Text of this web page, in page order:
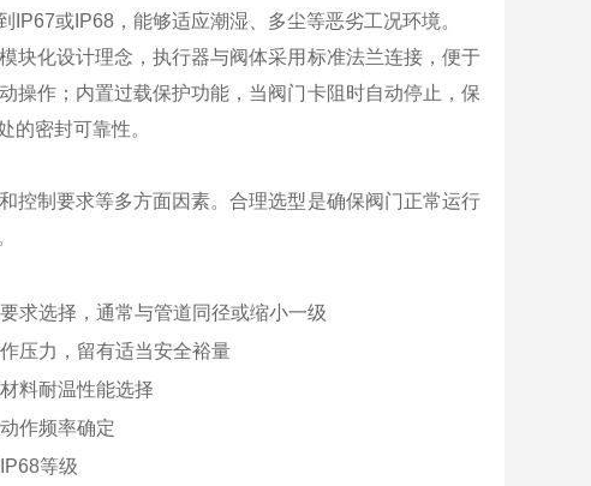
或IP68，能够适应潮湿、多尘等恶劣工况环境。
块化设计理念，执行器与阀体采用标准法兰连接，便于
操作；内置过载保护功能，当阀门卡阻时自动停止，保
的密封可靠性。
控制要求等多方面因素。合理选型是确保阀门正常运行
求选择，通常与管道同径或缩小一级
压力，留有适当安全裕量
料耐温性能选择
作频率确定
等级